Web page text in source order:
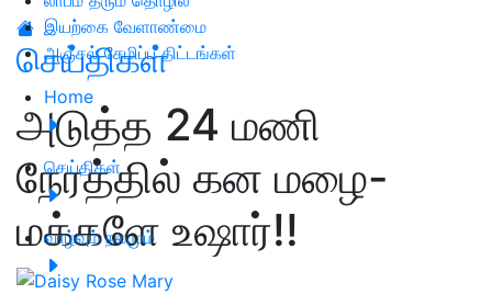
இயற்கை வேளாண்மை
அஞ்சல் சேமிப்பு திட்டங்கள்
Home
செய்திகள்
வாழ்வும் நலமும்
செய்திகள்
அடுத்த 24 மணி
நேரத்தில் கன மழை-
மக்களே உஷார்!!